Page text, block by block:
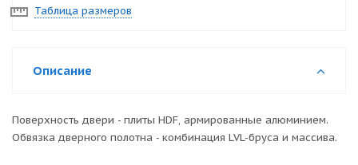
Таблица размеров
Описание
Поверхность двери - плиты HDF, армированные алюминием.
Обвязка дверного полотна - комбинация LVL-бруса и массива.